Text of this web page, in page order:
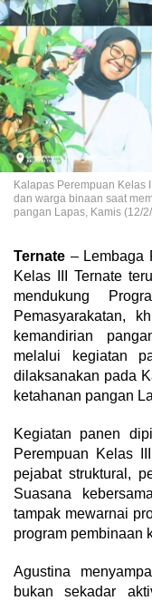
Kalapas Perempuan Kelas
dan warga binaan saat
pangan Lapas, Kamis (12/
Ternate – Lembaga
Kelas III Ternate
mendukung
Pemasyarakatan,
kemandirian
melalui kegiatan
dilaksanakan pada
ketahanan pangan
Kegiatan panen
Perempuan Kelas
pejabat struktural,
Suasana
tampak mewarnai
program pembinaan
Agustina
bukan sekadar